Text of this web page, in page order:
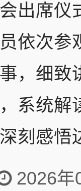
出席仪
依次参
，细致
系统解
刻感悟
2026年